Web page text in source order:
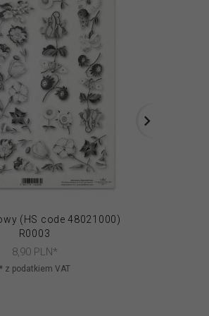
(HS code 48021000)
R0003
8,90 PLN*
* z podatkiem VAT